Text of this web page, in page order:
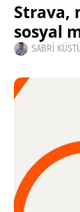
Strava,
sosyal
SABRI